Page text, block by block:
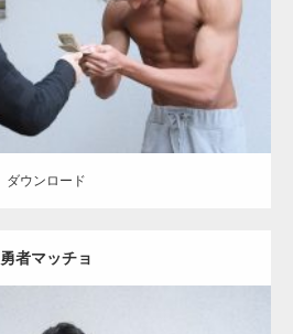
ダウンロード
勇者マッチョ